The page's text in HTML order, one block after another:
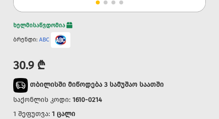
ხელმისაწვდომია
ბრენდი: ABC
30.9 ₾
თბილისში მიწოდება 3 სამუშაო საათში
საქონლის კოდი: 1610-0214
1 შეფუთვა: 1 ცალი